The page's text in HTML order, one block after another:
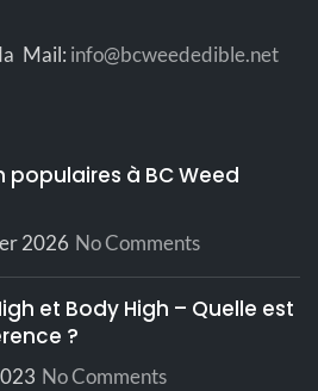
friable,
clair
doré
Effets
Mail: info@bcweededible.net
populaires à BC Weed
2026 No Comments
et Body High – Quelle est
?
No Comments